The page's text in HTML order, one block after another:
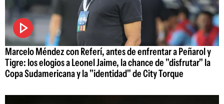
Marcelo Méndez con Referí, antes de enfrentar a Peñarol y
Tigre: los elogios a Leonel Jaime, la chance de "disfrutar" la
Copa Sudamericana y la "identidad" de City Torque